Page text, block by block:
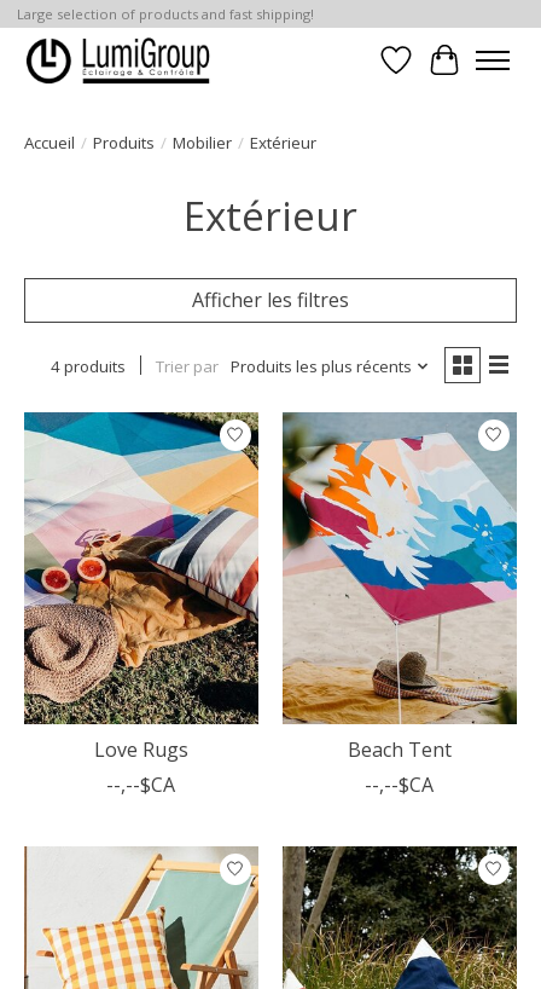
Large selection of products and fast shipping!
Liste dePanier
Accueil / Produits / Mobilier / Extérieur
Extérieur
Afficher les filtres
4 produits Trier par Produits les plus récents
Love Rugs
--,--$CA
Beach Tent
--,--$CA